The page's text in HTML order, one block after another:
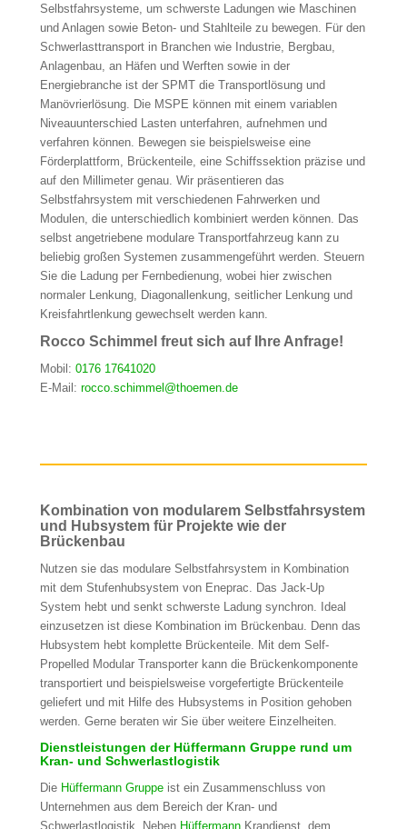
Selbstfahrsysteme, um schwerste Ladungen wie Maschinen
und Anlagen sowie Beton- und Stahlteile zu bewegen. Für den
Schwerlasttransport in Branchen wie Industrie, Bergbau,
Anlagenbau, an Häfen und Werften sowie in der
Energiebranche ist der SPMT die Transportlösung und
Manövrierlösung. Die MSPE können mit einem variablen
Niveauunterschied Lasten unterfahren, aufnehmen und
verfahren können. Bewegen sie beispielsweise eine
Förderplattform, Brückenteile, eine Schiffssektion präzise und
auf den Millimeter genau. Wir präsentieren das
Selbstfahrsystem mit verschiedenen Fahrwerken und
Modulen, die unterschiedlich kombiniert werden können. Das
selbst angetriebene modulare Transportfahrzeug kann zu
beliebig großen Systemen zusammengeführt werden. Steuern
Sie die Ladung per Fernbedienung, wobei hier zwischen
normaler Lenkung, Diagonallenkung, seitlicher Lenkung und
Kreisfahrtlenkung gewechselt werden kann.
Rocco Schimmel freut sich auf Ihre Anfrage!
Mobil: 0176 17641020
E-Mail: rocco.schimmel@thoemen.de
Kombination von modularem Selbstfahrsystem
und Hubsystem für Projekte wie der
Brückenbau
Nutzen sie das modulare Selbstfahrsystem in Kombination
mit dem Stufenhubsystem von Eneprac. Das Jack-Up
System hebt und senkt schwerste Ladung synchron. Ideal
einzusetzen ist diese Kombination im Brückenbau. Denn das
Hubsystem hebt komplette Brückenteile. Mit dem Self-
Propelled Modular Transporter kann die Brückenkomponente
transportiert und beispielsweise vorgefertigte Brückenteile
geliefert und mit Hilfe des Hubsystems in Position gehoben
werden. Gerne beraten wir Sie über weitere Einzelheiten.
Dienstleistungen der Hüffermann Gruppe rund um
Kran- und Schwerlastlogistik
Die Hüffermann Gruppeist ein Zusammenschluss von
Unternehmen aus dem Bereich der Kran- und
Schwerlastlogistik. Neben HüffermannKrandienst, dem